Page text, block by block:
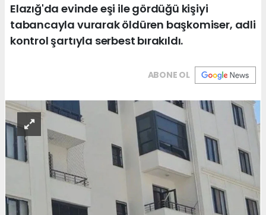
Elazığ'da evinde eşi ile gördüğü kişiyi
tabancayla vurarak öldüren başkomiser, adli
kontrol şartıyla serbest bırakıldı.
ABONE OL